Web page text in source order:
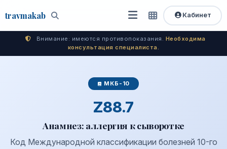
travmakab Поиск
Открыть
меню
Быстрый
доступ
Кабинет
Внимание: имеются противопоказания. Необходима
консультация специалиста.
МКБ-10
Z88.7
Анамнез: аллергия к сыворотке
Код Международной классификации болезней 10-го